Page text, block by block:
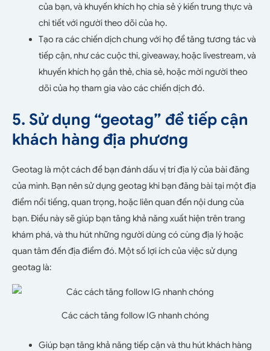
của bạn, và khuyến khích họ chia sẻ ý kiến trung thực và
chi tiết với người theo dõi của họ.
Tạo ra các chiến dịch chung với họ để tăng tương tác và
tiếp cận, như các cuộc thi, giveaway, hoặc livestream, và
khuyến khích họ gắn thẻ, chia sẻ, hoặc mời người theo
dõi của họ tham gia vào các chiến dịch đó.
5. Sử dụng “geotag” để tiếp cận
khách hàng địa phương
Geotag là một cách để bạn đánh dấu vị trí địa lý của bài đăng
của mình. Bạn nên sử dụng geotag khi bạn đăng bài tại một địa
điểm nổi tiếng, quan trọng, hoặc liên quan đến nội dung của
bạn. Điều này sẽ giúp bạn tăng khả năng xuất hiện trên trang
khám phá, và thu hút những người dùng có cùng địa lý hoặc
quan tâm đến địa điểm đó. Một số lợi ích của việc sử dụng
geotag là:
Các cách tăng follow IG nhanh chóng
Giúp bạn tăng khả năng tiếp cận và thu hút khách hàng